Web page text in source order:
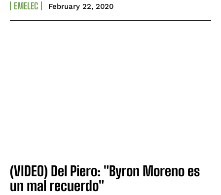
EMELEC February 22, 2020
(VIDEO) Del Piero: "Byron Moreno es
un mal recuerdo"